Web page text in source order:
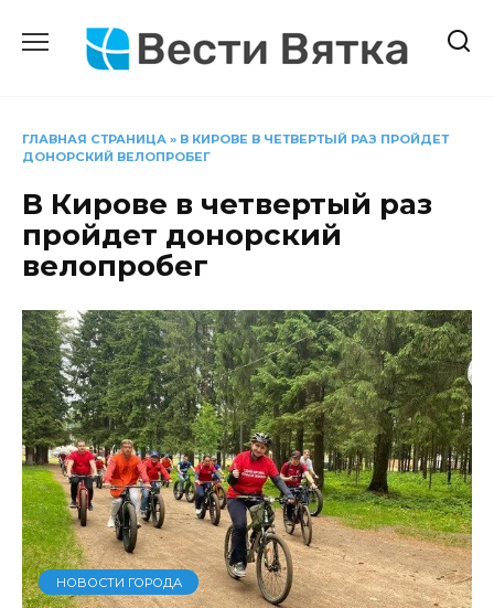
содержанию
ГЛАВНАЯ СТРАНИЦА » В КИРОВЕ В ЧЕТВЕРТЫЙ РАЗ ПРОЙДЕТ
ДОНОРСКИЙ ВЕЛОПРОБЕГ
В Кирове в четвертый раз
пройдет донорский
велопробег
НОВОСТИ ГОРОДА